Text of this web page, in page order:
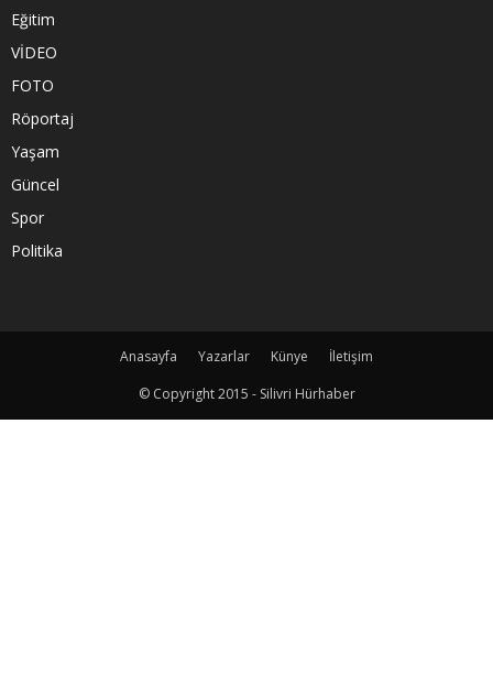
Eğitim
VİDEO
FOTO
Röportaj
Yaşam
Güncel
Spor
Politika
Anasayfa Yazarlar Künye
İletişim
© Copyright 2015 - Silivri Hürhaber